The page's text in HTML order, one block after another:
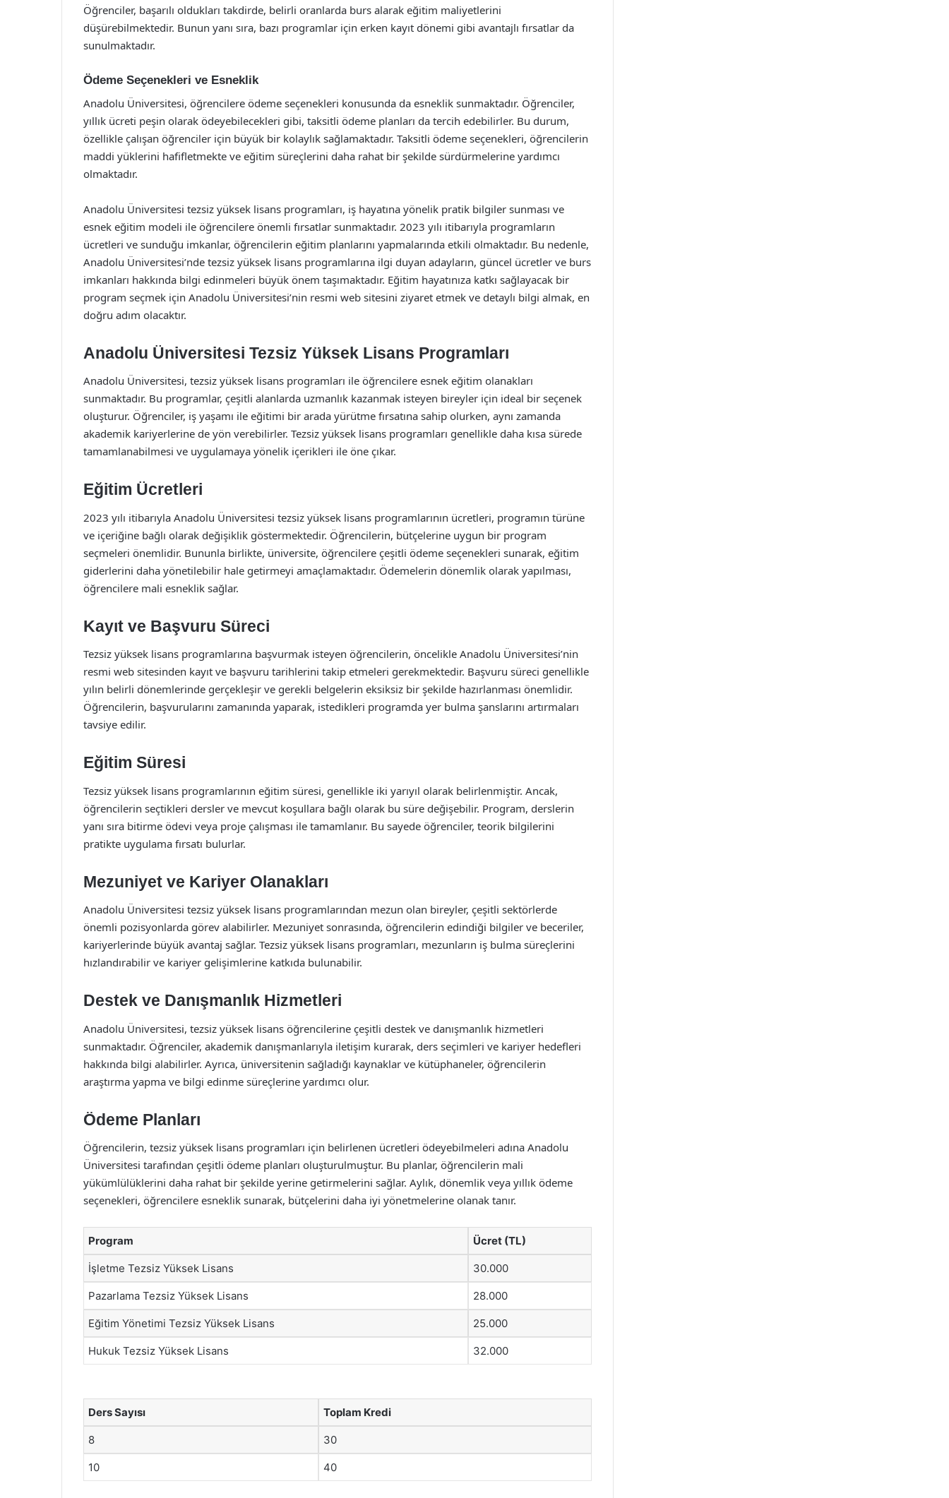
Öğrenciler, başarılı oldukları takdirde, belirli oranlarda burs alarak eğitim maliyetlerini
düşürebilmektedir. Bunun yanı sıra, bazı programlar için erken kayıt dönemi gibi avantajlı fırsatlar da
sunulmaktadır.
Ödeme Seçenekleri ve Esneklik
Anadolu Üniversitesi, öğrencilere ödeme seçenekleri konusunda da esneklik sunmaktadır. Öğrenciler,
yıllık ücreti peşin olarak ödeyebilecekleri gibi, taksitli ödeme planları da tercih edebilirler. Bu durum,
özellikle çalışan öğrenciler için büyük bir kolaylık sağlamaktadır. Taksitli ödeme seçenekleri, öğrencilerin
maddi yüklerini hafifletmekte ve eğitim süreçlerini daha rahat bir şekilde sürdürmelerine yardımcı
olmaktadır.
Anadolu Üniversitesi tezsiz yüksek lisans programları, iş hayatına yönelik pratik bilgiler sunması ve
esnek eğitim modeli ile öğrencilere önemli fırsatlar sunmaktadır. 2023 yılı itibarıyla programların
ücretleri ve sunduğu imkanlar, öğrencilerin eğitim planlarını yapmalarında etkili olmaktadır. Bu nedenle,
Anadolu Üniversitesi’nde tezsiz yüksek lisans programlarına ilgi duyan adayların, güncel ücretler ve burs
imkanları hakkında bilgi edinmeleri büyük önem taşımaktadır. Eğitim hayatınıza katkı sağlayacak bir
program seçmek için Anadolu Üniversitesi’nin resmi web sitesini ziyaret etmek ve detaylı bilgi almak, en
doğru adım olacaktır.
Anadolu Üniversitesi Tezsiz Yüksek Lisans Programları
Anadolu Üniversitesi, tezsiz yüksek lisans programları ile öğrencilere esnek eğitim olanakları
sunmaktadır. Bu programlar, çeşitli alanlarda uzmanlık kazanmak isteyen bireyler için ideal bir seçenek
oluşturur. Öğrenciler, iş yaşamı ile eğitimi bir arada yürütme fırsatına sahip olurken, aynı zamanda
akademik kariyerlerine de yön verebilirler. Tezsiz yüksek lisans programları genellikle daha kısa sürede
tamamlanabilmesi ve uygulamaya yönelik içerikleri ile öne çıkar.
Eğitim Ücretleri
2023 yılı itibarıyla Anadolu Üniversitesi tezsiz yüksek lisans programlarının ücretleri, programın türüne
ve içeriğine bağlı olarak değişiklik göstermektedir. Öğrencilerin, bütçelerine uygun bir program
seçmeleri önemlidir. Bununla birlikte, üniversite, öğrencilere çeşitli ödeme seçenekleri sunarak, eğitim
giderlerini daha yönetilebilir hale getirmeyi amaçlamaktadır. Ödemelerin dönemlik olarak yapılması,
öğrencilere mali esneklik sağlar.
Kayıt ve Başvuru Süreci
Tezsiz yüksek lisans programlarına başvurmak isteyen öğrencilerin, öncelikle Anadolu Üniversitesi’nin
resmi web sitesinden kayıt ve başvuru tarihlerini takip etmeleri gerekmektedir. Başvuru süreci genellikle
yılın belirli dönemlerinde gerçekleşir ve gerekli belgelerin eksiksiz bir şekilde hazırlanması önemlidir.
Öğrencilerin, başvurularını zamanında yaparak, istedikleri programda yer bulma şanslarını artırmaları
tavsiye edilir.
Eğitim Süresi
Tezsiz yüksek lisans programlarının eğitim süresi, genellikle iki yarıyıl olarak belirlenmiştir. Ancak,
öğrencilerin seçtikleri dersler ve mevcut koşullara bağlı olarak bu süre değişebilir. Program, derslerin
yanı sıra bitirme ödevi veya proje çalışması ile tamamlanır. Bu sayede öğrenciler, teorik bilgilerini
pratikte uygulama fırsatı bulurlar.
Mezuniyet ve Kariyer Olanakları
Anadolu Üniversitesi tezsiz yüksek lisans programlarından mezun olan bireyler, çeşitli sektörlerde
önemli pozisyonlarda görev alabilirler. Mezuniyet sonrasında, öğrencilerin edindiği bilgiler ve beceriler,
kariyerlerinde büyük avantaj sağlar. Tezsiz yüksek lisans programları, mezunların iş bulma süreçlerini
hızlandırabilir ve kariyer gelişimlerine katkıda bulunabilir.
Destek ve Danışmanlık Hizmetleri
Anadolu Üniversitesi, tezsiz yüksek lisans öğrencilerine çeşitli destek ve danışmanlık hizmetleri
sunmaktadır. Öğrenciler, akademik danışmanlarıyla iletişim kurarak, ders seçimleri ve kariyer hedefleri
hakkında bilgi alabilirler. Ayrıca, üniversitenin sağladığı kaynaklar ve kütüphaneler, öğrencilerin
araştırma yapma ve bilgi edinme süreçlerine yardımcı olur.
Ödeme Planları
Öğrencilerin, tezsiz yüksek lisans programları için belirlenen ücretleri ödeyebilmeleri adına Anadolu
Üniversitesi tarafından çeşitli ödeme planları oluşturulmuştur. Bu planlar, öğrencilerin mali
yükümlülüklerini daha rahat bir şekilde yerine getirmelerini sağlar. Aylık, dönemlik veya yıllık ödeme
seçenekleri, öğrencilere esneklik sunarak, bütçelerini daha iyi yönetmelerine olanak tanır.
Program Ücret (TL)
İşletme Tezsiz Yüksek Lisans 30.000
Pazarlama Tezsiz Yüksek Lisans 28.000
Eğitim Yönetimi Tezsiz Yüksek Lisans 25.000
Hukuk Tezsiz Yüksek Lisans 32.000
Ders Sayısı Toplam Kredi
8 30
10 40